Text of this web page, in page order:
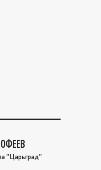
"Царьград"